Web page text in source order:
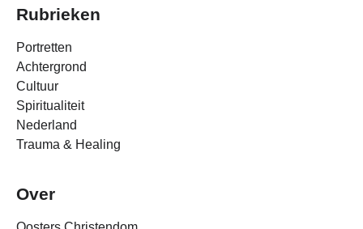
Rubrieken
Portretten
Achtergrond
Cultuur
Spiritualiteit
Nederland
Trauma & Healing
Over